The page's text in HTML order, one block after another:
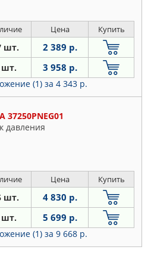
Цена Купить
шт. 2 389 р.
шт. 3 958 р.
(1) за 4 343 р.
37250PNEG01
давления
Цена Купить
шт. 4 830 р.
шт. 5 699 р.
(1) за 9 668 р.